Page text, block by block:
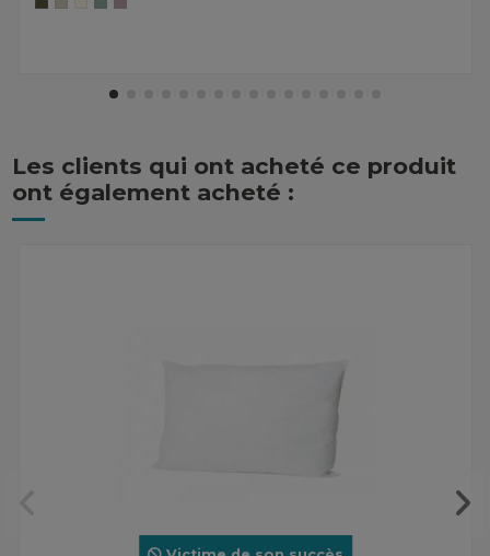
Les clients qui ont acheté ce produit
ont également acheté :